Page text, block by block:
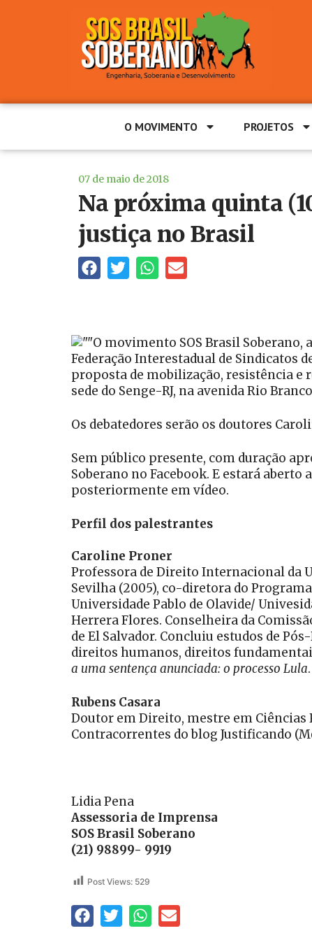
O MOVIMENTO PROJETOS
07 de maio de 2018
Na próxima quinta
justiça no Brasil
O movimento SOS Brasil Soberano,
Federação Interestadual de Sindicatos
proposta de mobilização, resistência e
sede do Senge-RJ, na avenida Rio
Os debatedores serão os doutores
Sem público presente, com duração
Soberano no Facebook. E estará
posteriormente em vídeo.
Perfil dos palestrantes
Caroline Proner
Professora de Direito Internacional da
Sevilha (2005), co-diretora do
Universidade Pablo de Olavide/
Herrera Flores. Conselheira da
de El Salvador. Concluiu estudos de
direitos humanos, direitos
a uma sentença anunciada: o processo Lula.
Rubens Casara
Doutor em Direito, mestre em Ciências
Contracorrentes do blog Justificando
Lidia Pena
Assessoria de Imprensa
SOS Brasil Soberano
(21) 98899- 9919
Post Views: 529